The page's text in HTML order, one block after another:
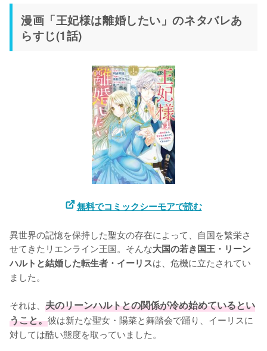
漫画「王妃様は離婚したい」のネタバレあ
らすじ(1話)
無料でコミックシーモアで読む
異世界の記憶を保持した聖女の存在によって、自国を繁栄さ
せてきたリエンライン王国。そんな大国の若き国王・リーン
ハルトと結婚した転生者・イーリスは、危機に立たされてい
ました。
それは、 夫のリーンハルトとの関係が冷め始めているとい
うこと。彼は新たな聖女・陽菜と舞踏会で踊り、イーリスに
対しては酷い態度を取っていました。